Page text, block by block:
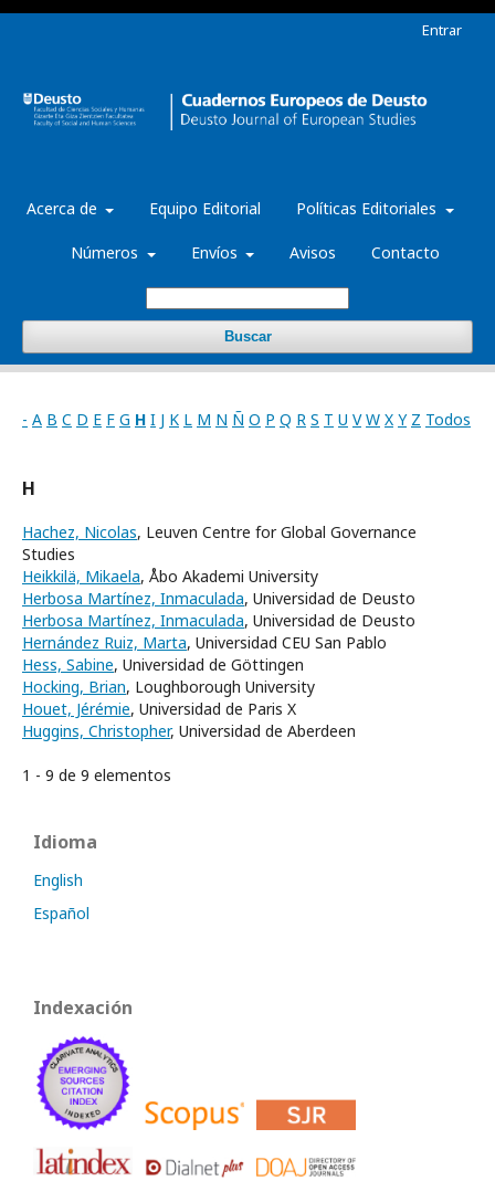
Acerca de Equipo Editorial Políticas Editoriales
Números Envíos Avisos Contacto
Buscar
Entrar
- A B C D E F G H I J K L M N Ñ O P Q R S T U V W X Y Z Todos
H
Hachez, Nicolas, Leuven Centre for Global Governance
Studies
Heikkilä, Mikaela, Åbo Akademi University
Herbosa Martínez, Inmaculada, Universidad de Deusto
Herbosa Martínez, Inmaculada, Universidad de Deusto
Hernández Ruiz, Marta, Universidad CEU San Pablo
Hess, Sabine, Universidad de Göttingen
Hocking, Brian, Loughborough University
Houet, Jérémie, Universidad de Paris X
Huggins, Christopher, Universidad de Aberdeen
1 - 9 de 9 elementos
Idioma
English
Español
Indexación